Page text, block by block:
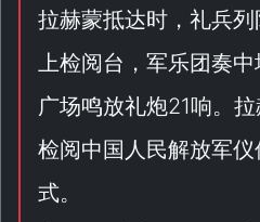
拉赫蒙抵达时，礼兵
上检阅台，军乐团奏
广场鸣放礼炮21响。
检阅中国人民解放军
式。